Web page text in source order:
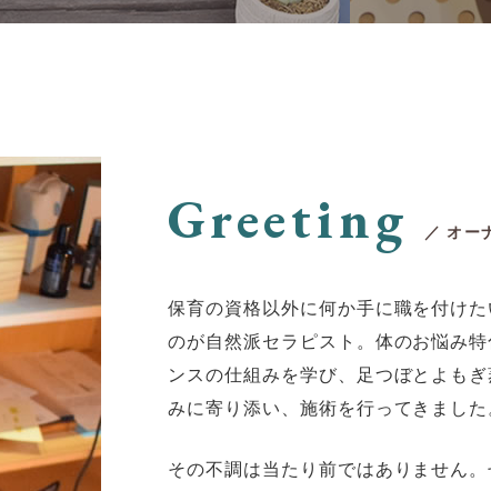
Greeting ／ オー
保育の資格以外に何か手に職を付け
のが自然派セラピスト。体のお悩み
ンスの仕組みを学び、足つぼとよも
みに寄り添い、施術を行ってきました
その不調は当たり前ではありません